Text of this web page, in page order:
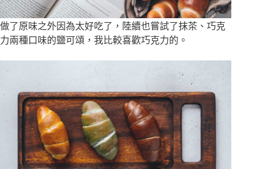
做了原味之外因為太好吃了，陸續也嘗試了抹茶、巧克
力兩種口味的鹽可頌，我比較喜歡巧克力的。